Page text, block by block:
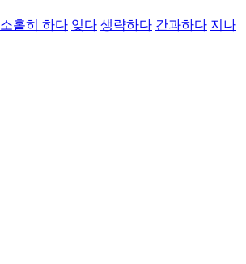
소홀히 하다 잊다 생략하다 간과하다 지나